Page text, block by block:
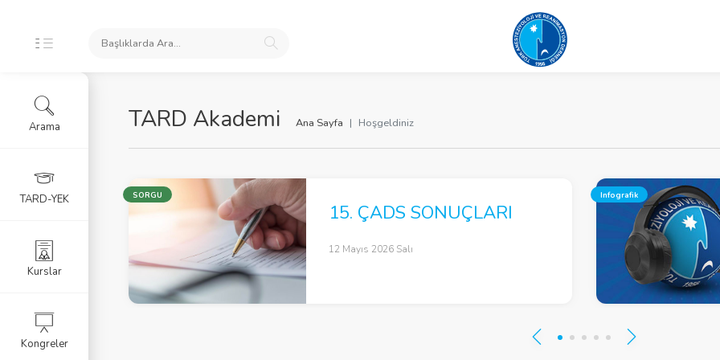
TARD Akademi Ana Sayfa Hoşgeldiniz
SORGU
15. ÇADS SONUÇLARI
12 Mayıs 2026 Salı
Infografik
Arama
TARD-YEK
Kurslar
Kongreler